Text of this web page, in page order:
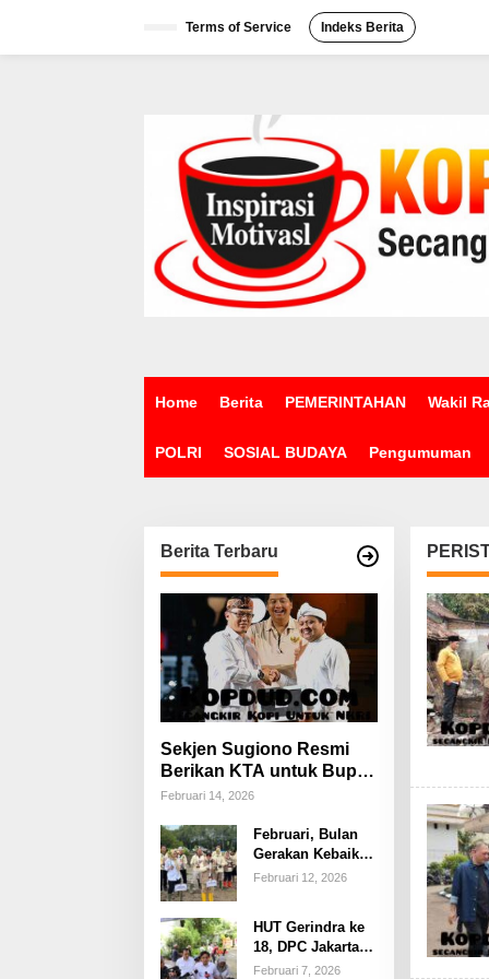
Terms of Service Indeks Berita
Home Berita PEMERINTAHAN Wakil
POLRI SOSIAL BUDAYA Pengumuman
Berita Terbaru
Sekjen Sugiono Resmi
Berikan KTA untuk Bupati
Sumedang Dony Ahmad
Februari 14, 2026
Februari, Bulan
Gerakan Kebaikan
Gerindra: Tanam
Pesisir Lampung
Februari 12, 2026
HUT Gerindra ke
18, DPC Jakarta
Selatan Bergerak
Februari 7, 2026